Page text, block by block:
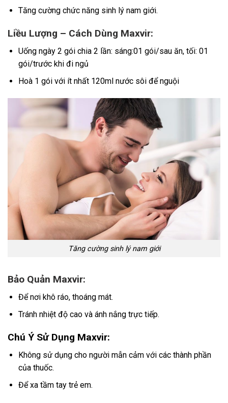
Tăng cường chức năng sinh lý nam giới.
Liều Lượng – Cách Dùng Maxvir:
Uống ngày 2 gói chia 2 lần: sáng:01 gói/sau ăn, tối: 01
gói/trước khi đi ngủ
Hoà 1 gói với ít nhất 120ml nước sôi để nguội
Tăng cường sinh lý nam giới
Bảo Quản Maxvir:
Để nơi khô ráo, thoáng mát.
Tránh nhiệt độ cao và ánh nắng trực tiếp.
Chú Ý Sử Dụng Maxvir:
Không sử dụng cho người mẫn cảm với các thành phần
của thuốc.
Để xa tầm tay trẻ em.